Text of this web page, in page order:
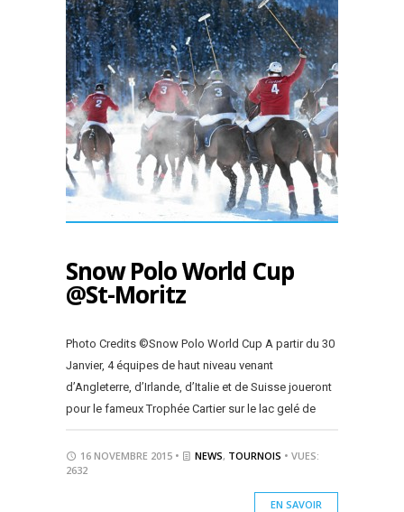
Snow Polo World Cup
@St-Moritz
Photo Credits ©Snow Polo World Cup A partir du 30
Janvier, 4 équipes de haut niveau venant
d’Angleterre, d’Irlande, d’Italie et de Suisse joueront
pour le fameux Trophée Cartier sur le lac gelé de
16 NOVEMBRE 2015 • NEWS, TOURNOIS • VUES:
2632
EN SAVOIR